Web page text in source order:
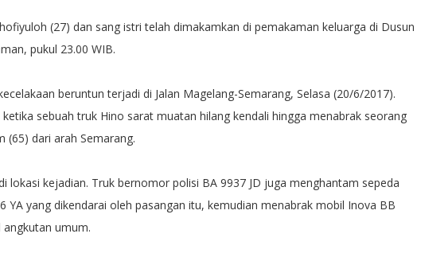
(27) dan sang istri telah dimakamkan di pemakaman keluarga di Dusun
pukul 23.00 WIB.
beruntun terjadi di Jalan Magelang-Semarang, Selasa (20/6/2017).
sebuah truk Hino sarat muatan hilang kendali hingga menabrak seorang
(65) dari arah Semarang.
lokasi kejadian. Truk bernomor polisi BA 9937 JD juga menghantam sepeda
YA yang dikendarai oleh pasangan itu, kemudian menabrak mobil Inova BB
angkutan umum.